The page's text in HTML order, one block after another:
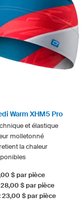
Warm XHM5 Pro
et élastique
molletonné
la chaleur
$ par pièce
28,00 $ par pièce
23,00 $ par pièce